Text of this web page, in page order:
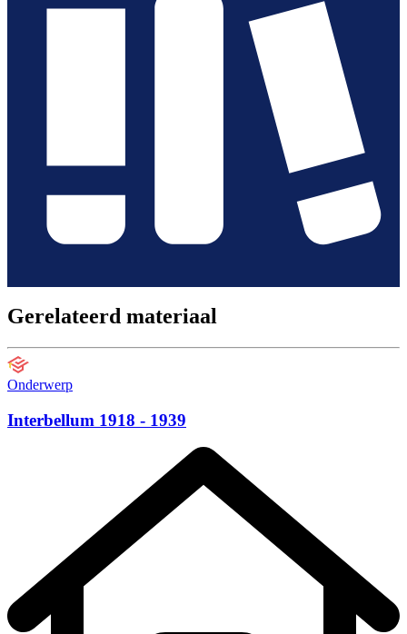
Gerelateerd materiaal
Onderwerp
Interbellum 1918 - 1939